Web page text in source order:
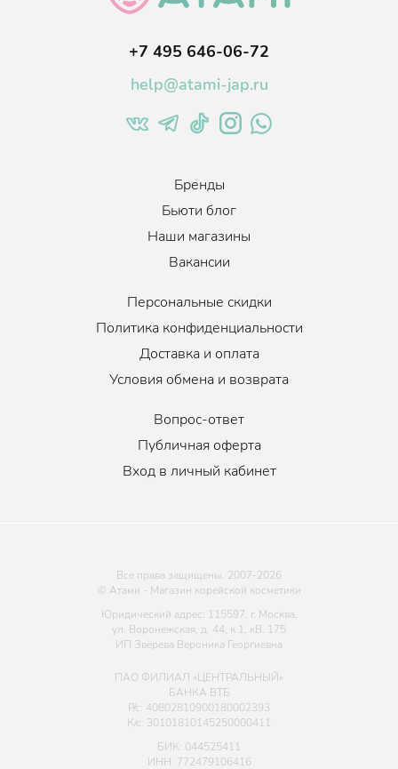
+7 495 646-06-72
help@atami-jap.ru
Бренды
Бьюти блог
Наши магазины
Вакансии
Персональные скидки
Политика конфиденциальности
Доставка и оплата
Условия обмена и возврата
Вопрос-ответ
Публичная оферта
Вход в личный кабинет
Все права защищены. 2007-2026
© Атами - Магазин корейской косметики
Юридический адрес: 115597, г. Москва,
ул. Воронежская, д. 44, к 1, кВ. 175
ИП Зверева Вероника Георгиевна
ПАО ФИЛИАЛ «ЦЕНТРАЛЬНЫЙ»
БАНКА ВТБ
Р/с: 40802810900180002393
К/с: 30101810145250000411
БИК: 044525411
ИНН: 772479106416